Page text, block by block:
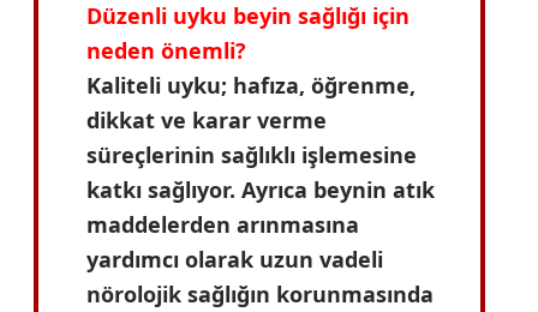
Düzenli uyku beyin sağlığı için
neden önemli?
Kaliteli uyku; hafıza, öğrenme,
dikkat ve karar verme
süreçlerinin sağlıklı işlemesine
katkı sağlıyor. Ayrıca beynin atık
maddelerden arınmasına
yardımcı olarak uzun vadeli
nörolojik sağlığın korunmasında